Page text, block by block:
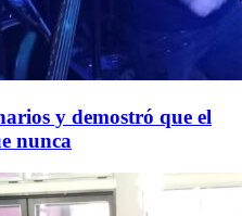
y demostró que el
nunca